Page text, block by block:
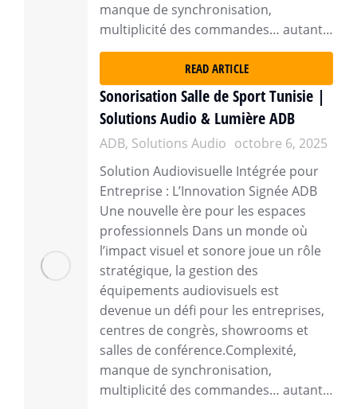
manque de synchronisation,
multiplicité des commandes… autant…
READ ARTICLE
Sonorisation Salle de Sport Tunisie |
Solutions Audio & Lumière ADB
ADB, Solutions Audio octobre 6, 2025
Solution Audiovisuelle Intégrée pour
Entreprise : L’Innovation Signée ADB
Une nouvelle ère pour les espaces
professionnels Dans un monde où
l’impact visuel et sonore joue un rôle
stratégique, la gestion des
équipements audiovisuels est
devenue un défi pour les entreprises,
centres de congrès, showrooms et
salles de conférence.Complexité,
manque de synchronisation,
multiplicité des commandes… autant…